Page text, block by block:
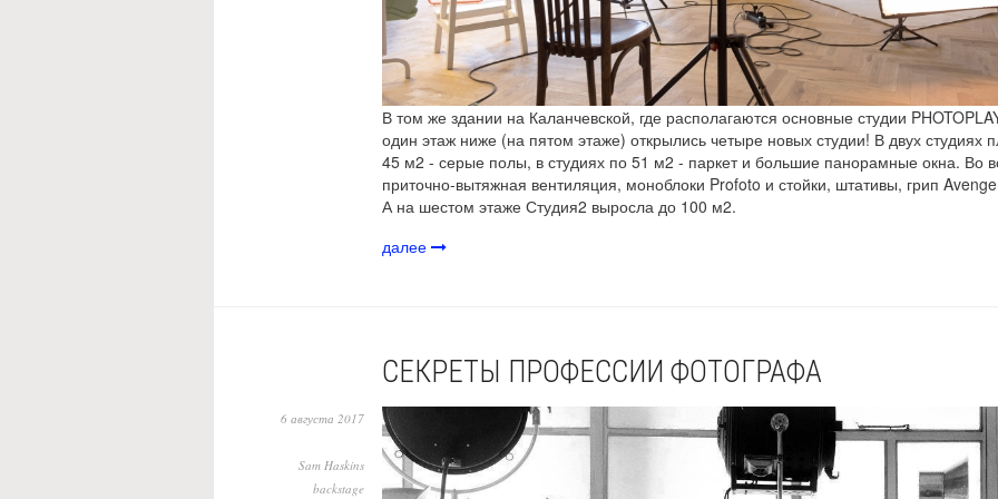
В том же здании на Каланчевской, где располагаются основные студии
один этаж ниже (на пятом этаже) открылись четыре новых студии! В двух студиях
45 м2 - серые полы, в студиях по 51 м2 - паркет и большие панорамные окна. Во
приточно-вытяжная вентиляция, моноблоки Profoto и стойки, штативы, грип
А на шестом этаже Студия2 выросла до 100 м2.
далее
СЕКРЕТЫ ПРОФЕССИИ ФОТОГРАФА
6 августа 2017
Sam Haskins
backstage